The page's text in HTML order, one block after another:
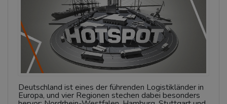
Deutschland ist eines der führenden Logistikländer in
Europa, und vier Regionen stechen dabei besonders